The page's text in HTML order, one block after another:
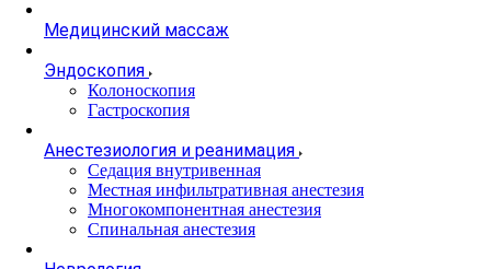
Медицинский массаж
Эндоскопия
Колоноскопия
Гастроскопия
Анестезиология и реанимация
Cедация внутривенная
Местная инфильтративная анестезия
Многокомпонентная анестезия
Спинальная анестезия